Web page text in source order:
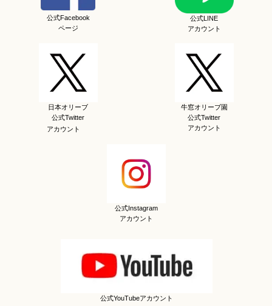
公式Facebook
ページ
公式LINE
アカウント
日本オリーブ
公式Twitter
アカウント
牛窓オリーブ園
公式Twitter
アカウント
公式Instagram
アカウント
公式YouTubeアカウント